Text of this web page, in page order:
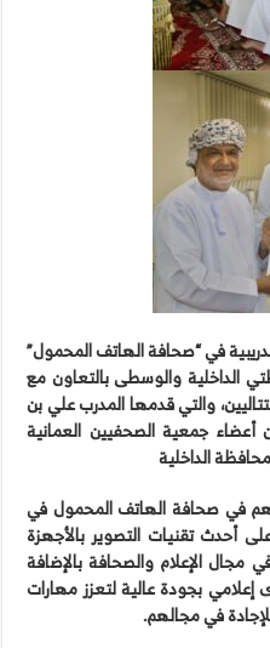
في “صحافة الهاتف المحمول”
الداخلية والوسطى بالتعاون مع
والتي قدمها المدرب علي بن
جمعية الصحفيين العمانية
الداخلية
في صحافة الهاتف المحمول في
أحدث تقنيات التصوير بالأجهزة
مجال الإعلام والصحافة بالإضافة
بجودة عالية لتعزز مهارات
في مجالهم.